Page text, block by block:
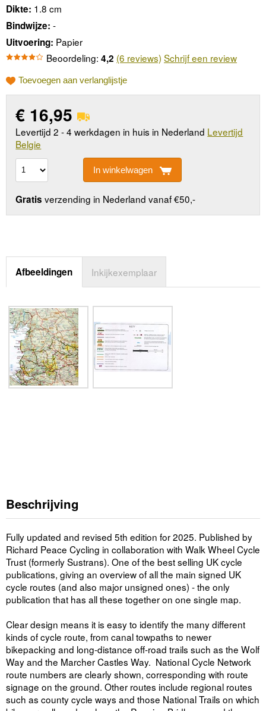
Dikte: 1.8 cm
Bindwijze: -
Uitvoering: Papier
Beoordeling: 4,2 (6 reviews) Schrijf een review
Toevoegen aan verlanglijstje
€ 16,95
Levertijd 2 - 4 werkdagen in huis in Nederland Levertijd
Belgie
In winkelwagen
Gratis verzending in Nederland vanaf €50,-
Afbeeldingen Inkijkexemplaar
Beschrijving
Fully updated and revised 5th edition for 2025. Published by
Richard Peace Cycling in collaboration with Walk Wheel Cycle
Trust (formerly Sustrans). One of the best selling UK cycle
publications, giving an overview of all the main signed UK
cycle routes (and also major unsigned ones) - the only
publication that has all these together on one single map.
Clear design means it is easy to identify the many different
kinds of cycle route, from canal towpaths to newer
bikepacking and long-distance off-road trails such as the Wolf
Way and the Marcher Castles Way. National Cycle Network
route numbers are clearly shown, corresponding with route
signage on the ground. Other routes include regional routes
such as county cycle ways and those National Trails on which